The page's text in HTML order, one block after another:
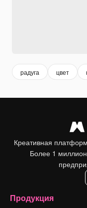
радуга цвет
Креативная
Более 1
Продукция